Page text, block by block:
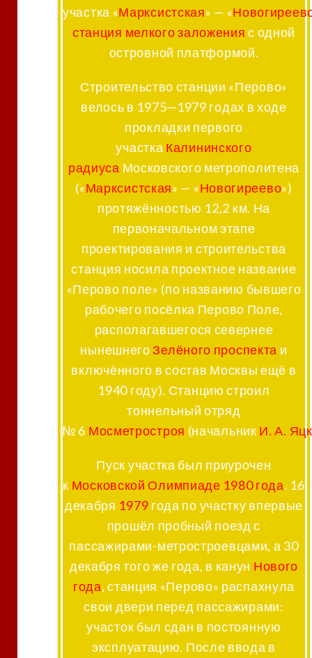
участка «Марксистская» — «
станция мелкого заложения с одной
островной платформой.
Строительство станции «Перово»
велось в 1975—1979 годах в ходе
прокладки первого
участка Калининского
радиуса Московского метрополитена
(«Марксистская» — «Новогиреево»)
протяжённостью 12,2 км. На
первоначальном этапе
проектирования и строительства
станция носила проектное название
«Перово поле» (по названию бывшего
рабочего посёлка Перово Поле,
располагавшегося севернее
нынешнегоЗелёного проспекта и
включённого в состав Москвы ещё в
1940 году). Станцию строил
тоннельный отряд
№ 6 Мосметростроя (начальник И. А.
Пуск участка был приурочен
к Московской Олимпиаде 1980 года. 16
декабря 1979 года по участку впервые
прошёл пробный поезд с
пассажирами-метростроевцами, а 30
декабря того же года, в канун Нового
года, станция «Перово» распахнула
свои двери перед пассажирами:
участок был сдан в постоянную
эксплуатацию. После ввода в